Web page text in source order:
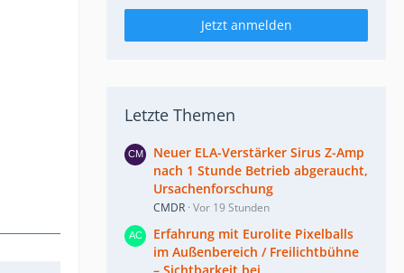
Jetzt anmelden
Letzte Themen
Neuer ELA-Verstärker Sirus Z-Amp
nach 1 Stunde Betrieb abgeraucht,
Ursachenforschung
CMDR Vor 19 Stunden
Erfahrung mit Eurolite Pixelballs
im Außenbereich / Freilichtbühne